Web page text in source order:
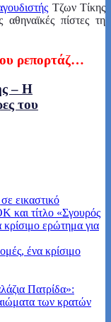
Τζων Τίκης
πίστες τη
ρεπορτάζ…
– Η
του
ένα κρίσιμο
Πατρίδα»:
των κρατών